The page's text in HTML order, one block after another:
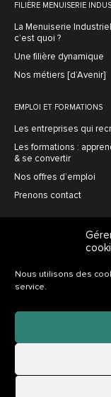
Nous utilisons des
service.
FILIÈRE MENUISERIE
La Menuiserie
c’est quoi ?
Une filière dynamique
Nos métiers [d’Avenir]
EMPLOI ET FORMATIONS
Les entreprises qui
Les formations :
& se convertir
Nos offres d’emploi
Prenons contact
L’association, en bref
L’innovation collective
Adhérer